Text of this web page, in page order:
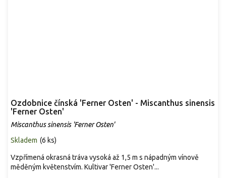
Ozdobnice čínská 'Ferner Osten' - Miscanthus sinensis
'Ferner Osten'
Miscanthus sinensis 'Ferner Osten'
Skladem (6 ks)
Vzpřímená okrasná tráva vysoká až 1,5 m s nápadným vínově
měděným květenstvím. Kultivar 'Ferner Osten'...